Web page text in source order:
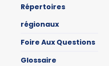
Répertoires
régionaux
Foire Aux Questions
Glossaire